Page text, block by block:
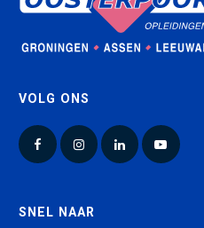
VOLG ONS
FacebookInstagramLinkedInYouTube
SNEL NAAR